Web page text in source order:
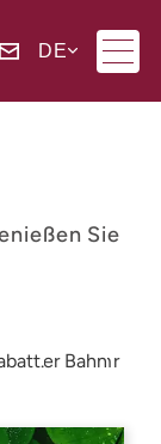
DE
Sie
Bahn anreisen, erhalten einen zusätzlichen Rabatt.